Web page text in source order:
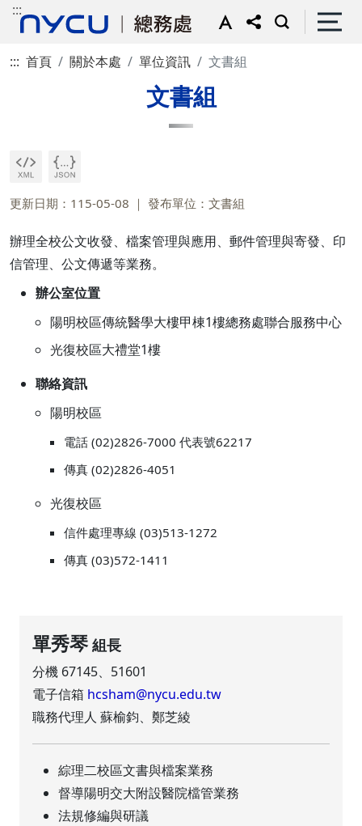
:::
::: 首頁 關於本處 單位資訊 文書組
文書組
更新日期：115-05-08 發布單位：文書組
辦理全校公文收發、檔案管理與應用、郵件管理與寄發、印
信管理、公文傳遞等業務。
辦公室位置
陽明校區傳統醫學大樓甲棟1樓總務處聯合服務中心
光復校區大禮堂1樓
聯絡資訊
陽明校區
電話 (02)2826-7000 代表號62217
傳真 (02)2826-4051
光復校區
信件處理專線 (03)513-1272
傳真 (03)572-1411
單秀琴 組長
分機 67145、51601
電子信箱 hcsham@nycu.edu.tw
職務代理人 蘇榆鈞、鄭芝綾
綜理二校區文書與檔案業務
督導陽明交大附設醫院檔管業務
法規修編與研議